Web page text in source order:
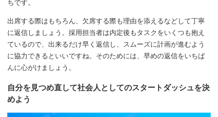
ちです。
出席する際はもちろん、欠席する際も理由を添えるなどして丁寧
に返信しましょう。採用担当者は内定後もタスクをいくつも抱え
ているので、出来るだけ早く返信し、スムーズに計画が進むよう
に協力できるといいですね。そのためには、早めの返信をいちば
んに心がけましょう。
自分を見つめ直して社会人としてのスタートダッシュを決
めよう